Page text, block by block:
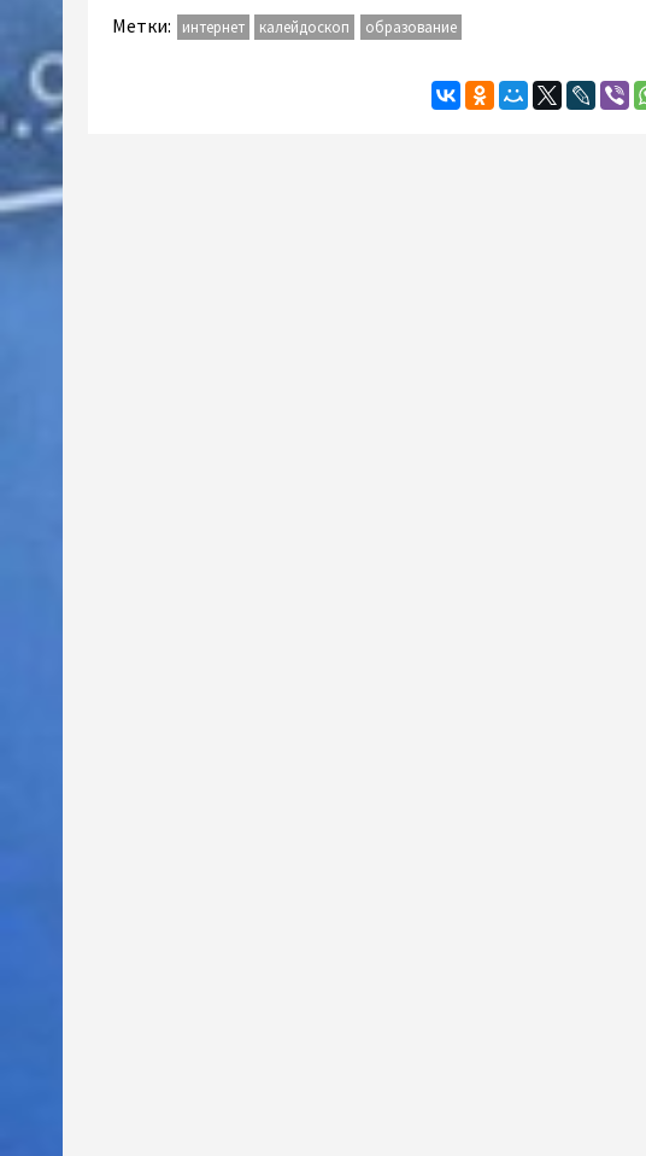
Метки: интернет калейдоскоп образование